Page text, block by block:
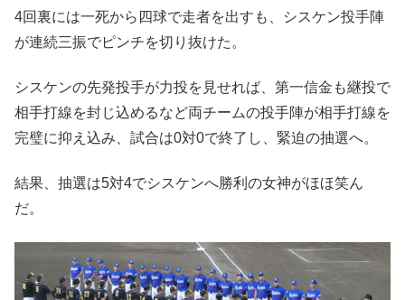
4回裏には一死から四球で走者を出すも、シスケン投手陣
が連続三振でピンチを切り抜けた。
シスケンの先発投手が力投を見せれば、第一信金も継投で
相手打線を封じ込めるなど両チームの投手陣が相手打線を
完璧に抑え込み、試合は0対0で終了し、緊迫の抽選へ。
結果、抽選は5対4でシスケンへ勝利の女神がほほ笑ん
だ。